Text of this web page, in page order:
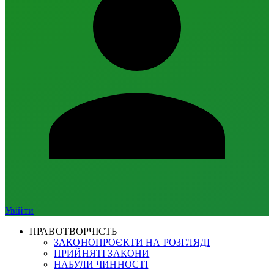
Увійти
ПРАВОТВОРЧІСТЬ
ЗАКОНОПРОЄКТИ НА РОЗГЛЯДІ
ПРИЙНЯТІ ЗАКОНИ
НАБУЛИ ЧИННОСТІ